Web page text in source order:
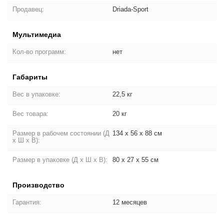
Продавец: Driada-Sport
Мультимедиа
Кол-во программ: нет
Габариты
Вес в упаковке: 22,5 кг
Вес товара: 20 кг
Размер в рабочем состоянии (Д
х Ш х В):
134 х 56 х 88 см
Размер в упаковке (Д х Ш х В): 80 х 27 х 55 см
Производство
Гарантия: 12 месяцев